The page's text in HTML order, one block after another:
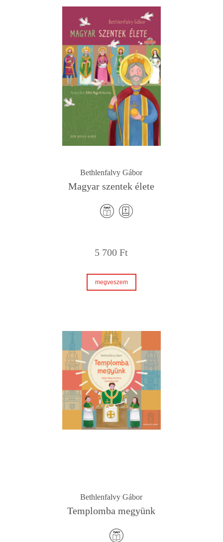
Bethlenfalvy Gábor
Magyar szentek élete
5 700Ft
megveszem
Bethlenfalvy Gábor
Templomba megyünk